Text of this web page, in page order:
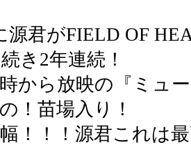
源君がFIELD OF
き2年連続！
から放映の『ミュ
！苗場入り！
！！！源君これは